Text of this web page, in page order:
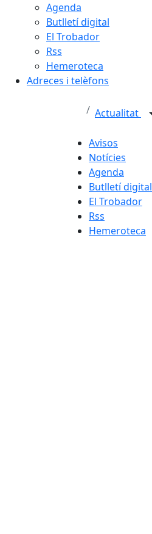
Agenda
Butlletí digital
El Trobador
Rss
Hemeroteca
Adreces i telèfons
Actualitat
Avisos
Notícies
Agenda
Butlletí digital
El Trobador
Rss
Hemeroteca